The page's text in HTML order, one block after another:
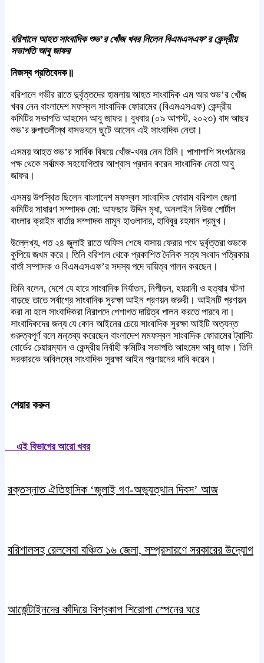
বরিশালে আহত সাংবাদিক শুভ’র খোঁজ খবর নিলেন বিএমএসএফ’র কেন্দ্রীয়
সভাপতি আবু জাফর
নিজস্ব প্রতিবেদক॥
বরিশালে গভীর রাতে দুর্বৃত্তদের হামলায় আহত সাংবাদিক এম আর শুভ’র খোঁজ
খবর নেন বাংলাদেশ মফস্বল সাংবাদিক ফোরামের (বিএমএসএফ) কেন্দ্রীয়
কমিটির সভাপতি আহমেদ আবু জাফর। বুধবার (০৯ আগস্ট, ২০২৩) বাদ আছর
শুভ’র রুপাতলীস্থ বাসভবনে ছুটে আসেন এই সাংবাদিক নেতা।
এসময় আহত শুভ’র সার্বিক বিষয়ে খোঁজ-খবর নেন তিনি। পাশাপাশি সংগঠনের
পক্ষ থেকে সর্বাত্মক সহযোগিতার আশ্বাস প্রদান করেন সাংবাদিক নেতা আবু
জাফর।
এসময় উপস্থিত ছিলেন বাংলাদেশ মফস্বল সাংবাদিক ফোরাম বরিশাল জেলা
কমিটির সাধারণ সম্পাদক মো: আফছার উদ্দিন মৃধা, অনলাইন নিউজ পোর্টাল
বাংলার ক্রাইম বার্তার সম্পাদক মামুন হাওলাদার, হাবিবুর রহমান প্রমুখ।
উল্লেখ্য, গত ২৪ জুলাই রাতে অফিস শেষে বাসায় ফেরার পথে দুর্বৃত্তরা শুভকে
কুপিয়ে জখম করে। তিনি বরিশাল থেকে প্রকাশিত দৈনিক সত্য সংবাদ পত্রিকার
বার্তা সম্পাদক ও বিএমএসএফ’র সদস্য পদে দায়িত্ব পালন করছেন।
তিনি বলেন, দেশে যে হারে সাংবাদিক নির্যাতন, নিপীড়ন, হয়রানী ও হত্যার ঘটনা
বাড়ছে তাতে সর্বাগ্রে সাংবাদিক সুরক্ষা আইন প্রণয়ন জরুরী। আইনটি প্রণয়ন
করা না হলে সাংবাদিকরা নিরাপদে পেশাগত দায়িত্ব পালন করতে পারবে না।
সাংবাদিকদের জন্য যে কোন আইনের চেয়ে সাংবাদিক সুরক্ষা আইটি অত্যন্ত
গুরুত্বপূর্ণ বলে মন্তব্য করেছেন বাংলাদেশ মমফস্বল সাংবাদিক ফোরামের ট্রাস্টি
বোর্ডের চেয়ারম্যান ও কেন্দ্রীয় নির্বাহী কমিটির সভাপতি আহমেদ আবু জাফ। তিনি
সরকারকে অবিলম্বে সাংবাদিক সুরক্ষা আইন প্রণয়নের দাবি করেন।
শেয়ার করুন
এই বিভাগের আরো খবর
রক্তস্নাত ঐতিহাসিক ‌‘জুলাই গণ-অভ্যুত্থান দিবস’ আজ
বরিশালসহ রেলসেবা বঞ্চিত ১৬ জেলা, সম্প্রসারণে সরকারের উদ্যোগ
আর্জেন্টাইনদের কাঁদিয়ে বিশ্বকাপ শিরোপা স্পেনের ঘরে